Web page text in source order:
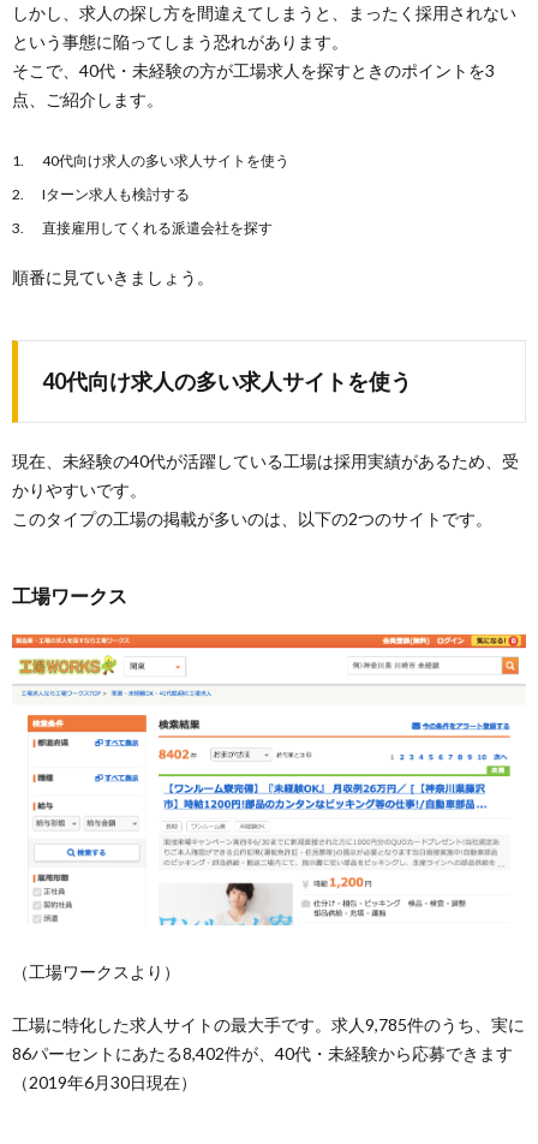
しかし、求人の探し方を間違えてしまうと、まったく採用されない
という事態に陥ってしまう恐れがあります。
そこで、40代・未経験の方が工場求人を探すときのポイントを3
点、ご紹介します。
40代向け求人の多い求人サイトを使う
Iターン求人も検討する
直接雇用してくれる派遣会社を探す
順番に見ていきましょう。
40代向け求人の多い求人サイトを使う
現在、未経験の40代が活躍している工場は採用実績があるため、受
かりやすいです。
このタイプの工場の掲載が多いのは、以下の2つのサイトです。
工場ワークス
（工場ワークスより）
工場に特化した求人サイトの最大手です。求人9,785件のうち、実に
86パーセントにあたる8,402件が、40代・未経験から応募できます
（2019年6月30日現在）